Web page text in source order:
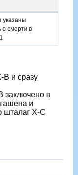
указаны
о смерти в
B и сразу
заключено в
и
шталаг X-C